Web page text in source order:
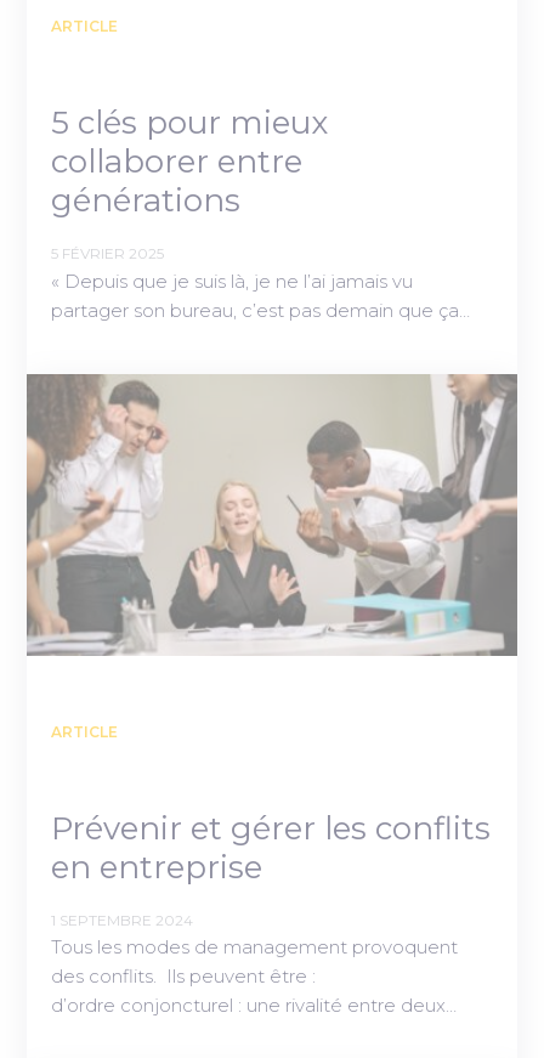
ARTICLE
5 clés pour mieux
collaborer entre
générations
5 FÉVRIER 2025
« Depuis que je suis là, je ne l’ai jamais vu
partager son bureau, c’est pas demain que ça…
ARTICLE
Prévenir et gérer les conflits
en entreprise
1 SEPTEMBRE 2024
Tous les modes de management provoquent
des conflits. Ils peuvent être :
d’ordre conjoncturel : une rivalité entre deux…